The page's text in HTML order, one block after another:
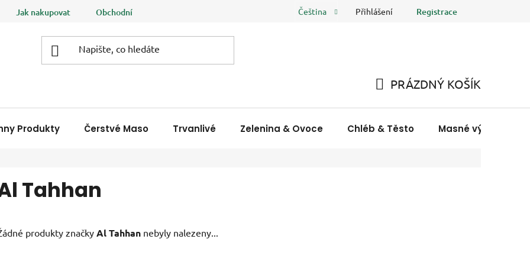
Jak nakupovat Obchodní podmínky Podmínky ochrany osobních údajů FAQ Hodnocení obchodu
Čeština Přihlášení Registrace
KOŠÍK
PRÁZDNÝ KOŠÍK
Produkty Čerstvé Maso Trvanlivé Zelenina & Ovoce Chléb & Těsto Masné výrobky &
Tahhan
produkty značky Al Tahhan nebyly nalezeny...